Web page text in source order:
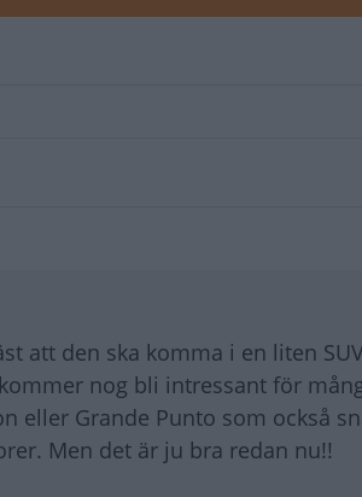
att den ska komma i en liten
nog bli intressant för
eller Grande Punto som också
Men det är ju bra redan nu!!